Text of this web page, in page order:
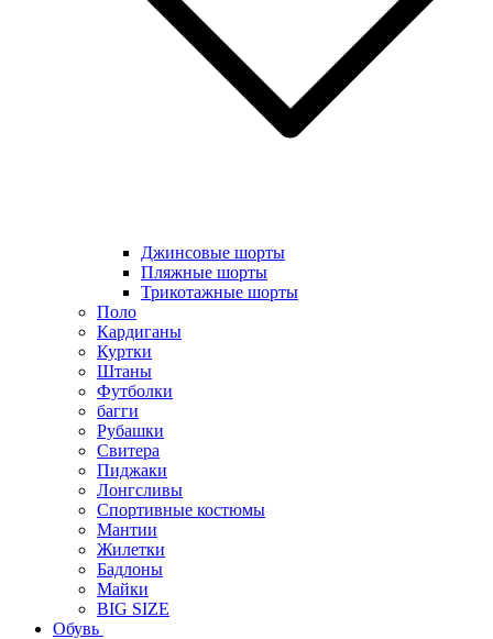
Джинсовые шорты
Пляжные шорты
Трикотажные шорты
Поло
Кардиганы
Куртки
Штаны
Футболки
багги
Рубашки
Свитера
Пиджаки
Лонгсливы
Спортивные костюмы
Мантии
Жилетки
Бадлоны
Майки
BIG SIZE
Обувь